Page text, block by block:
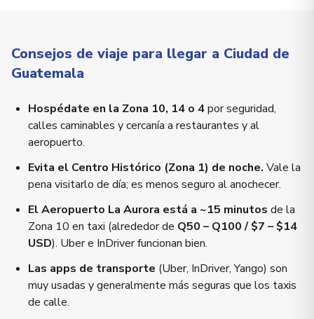
Consejos de viaje para llegar a Ciudad de
Guatemala
Hospédate en la Zona 10, 14 o 4por seguridad,
calles caminables y cercanía a restaurantes y al
aeropuerto.
Evita el Centro Histórico (Zona 1) de noche. Vale la
pena visitarlo de día; es menos seguro al anochecer.
El Aeropuerto La Aurora está a ~15 minutos de la
Zona 10 en taxi (alrededor de Q50 – Q100 / $7 – $14
USD). Uber e InDriver funcionan bien.
Las apps de transporte (Uber, InDriver, Yango) son
muy usadas y generalmente más seguras que los taxis
de calle.